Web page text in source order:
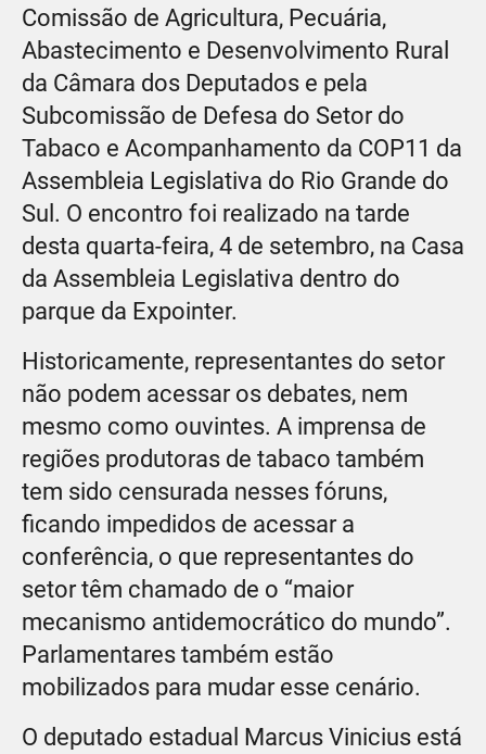
Comissão de Agricultura, Pecuária,
Abastecimento e Desenvolvimento Rural
da Câmara dos Deputados e pela
Subcomissão de Defesa do Setor do
Tabaco e Acompanhamento da COP11 da
Assembleia Legislativa do Rio Grande do
Sul. O encontro foi realizado na tarde
desta quarta-feira, 4 de setembro, na Casa
da Assembleia Legislativa dentro do
parque da Expointer.
Historicamente, representantes do setor
não podem acessar os debates, nem
mesmo como ouvintes. A imprensa de
regiões produtoras de tabaco também
tem sido censurada nesses fóruns,
ficando impedidos de acessar a
conferência, o que representantes do
setor têm chamado de o “maior
mecanismo antidemocrático do mundo”.
Parlamentares também estão
mobilizados para mudar esse cenário.
O deputado estadual Marcus Vinicius está